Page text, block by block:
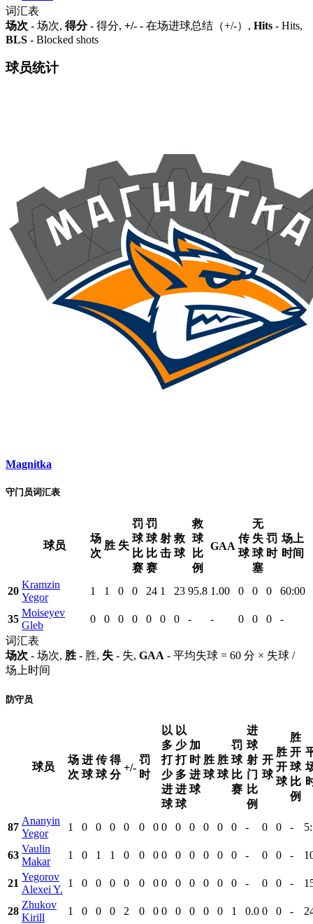
词汇表
场次 - 场次, 得分- 得分, +/- - 在场进球总结（+/-）, Hits - Hits,
BLS - Blocked shots
球员统计
Magnitka
守门员词汇表
球员
场
次
胜 失
罚
球
比
赛
罚
球
比
赛
射
击
救
球
救
球
比
例
GAA
传
球
无
失
球
塞
罚
时
场上
时间
20
Kramzin
Yegor
1 1 0 0 24 1 23 95.8 1.00 0 0 0 60:00
35
Moiseyev
Gleb
0 0 0 0 0 0 0 - - 0 0 0
-
词汇表
场次 - 场次, 胜 - 胜, 失 - 失, GAA - 平均失球 = 60 分 × 失球 /
场上时间
防守员
球员
场
次
进
球
传
球
得
分
+/-
罚
时
以
多
打
少
进
球
以
少
打
多
进
球
加
时
进
球
胜
球
胜
球
罚
球
比
赛
进
球
射
门
比
例
开
球
胜
开
球
胜
开
球
比
例
87
Ananyin
Yegor
1 0 0 0 0 0 0 0 0 0 0 0 0 - 0 0 -
63
Vaulin
Makar
1 0 1 1 0 0 0 0 0 0 0 0 0 - 0 0 -
21
Yegorov
Alexei Y.
1 0 0 0 0 0 0 0 0 0 0 0 0 - 0 0 -
28
Zhukov
Kirill
1 0 0 0 2 0 0 0 0 0 0 0 1 0.0 0 0 -